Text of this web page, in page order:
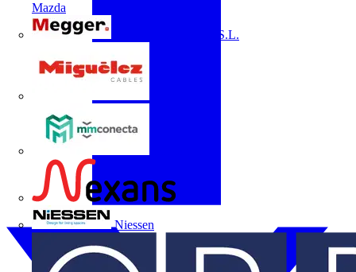
Mazda
Megger Instruments S.L.
Niessen